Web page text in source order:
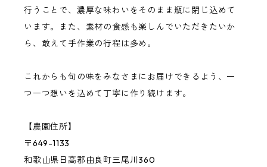
バジル
行うことで、濃厚な味わいをそのまま瓶に閉じ込めて
います。また、素材の食感も楽しんでいただきたいか
ら、敢えて手作業の行程は多め。
これからも旬の味をみなさまにお届けできるよう、一
つ一つ想いを込めて丁寧に作り続けます。
【農園住所】
〒649-1133
和歌山県日高郡由良町三尾川360